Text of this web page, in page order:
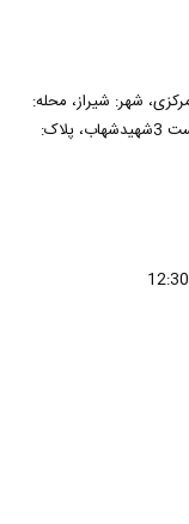
شهر: شیراز، محله:
مشیر فاطمی، خیابان سیدجمال الدین اسدآبادی، بن بست 3شهیدشهاب، پلاک: